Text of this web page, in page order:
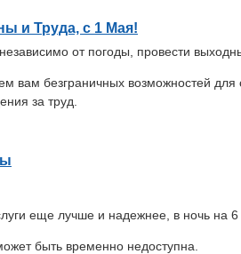
и Труда, с 1 Мая!
от погоды, провести
вам безграничных возможностей
за труд.
еще лучше и надежнее, в ночь
быть временно недоступна.